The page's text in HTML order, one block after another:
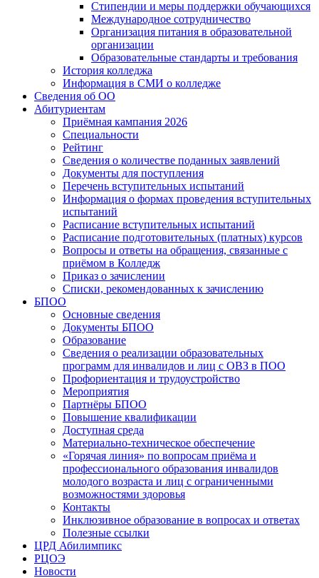
Стипендии и меры поддержки обучающихся
Международное сотрудничество
Организация питания в образовательной
организации
Образовательные стандарты и требования
История колледжа
Информация в СМИ о колледже
Сведения об ОО
Абитуриентам
Приёмная кампания 2026
Специальности
Рейтинг
Сведения о количестве поданных заявлений
Документы для поступления
Перечень вступительных испытаний
Информация о формах проведения вступительных
испытаний
Расписание вступительных испытаний
Расписание подготовительных (платных) курсов
Вопросы и ответы на обращения, связанные с
приёмом в Колледж
Приказ о зачислении
Списки, рекомендованных к зачислению
БПОО
Основные сведения
Документы БПОО
Образование
Сведения о реализации образовательных
программ для инвалидов и лиц с ОВЗ в ПОО
Профориентация и трудоустройство
Мероприятия
Партнёры БПОО
Повышение квалификации
Доступная среда
Материально-техническое обеспечение
«Горячая линия» по вопросам приёма и
профессионального образования инвалидов
молодого возраста и лиц с ограниченными
возможностями здоровья
Контакты
Инклюзивное образование в вопросах и ответах
Полезные ссылки
ЦРД Абилимпикс
РЦОЭ
Новости